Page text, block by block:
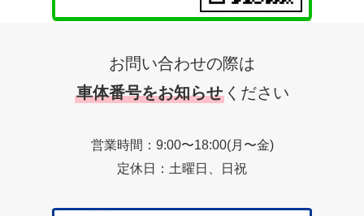
お問い合わせの際は
車体番号をお知らせ ください
営業時間：9:00〜18:00(月〜金)
定休日：土曜日、日祝